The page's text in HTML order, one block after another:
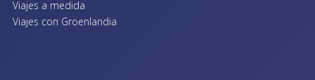
Viajes a medida
Viajes con Groenlandia